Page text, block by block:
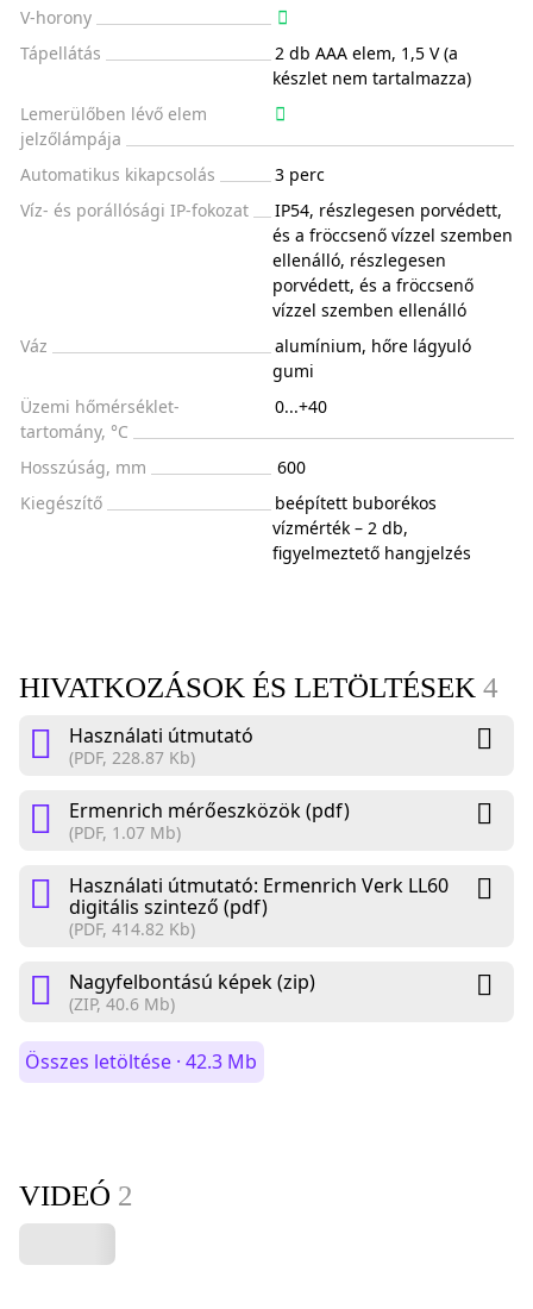
V-horony
Tápellátás
2 db AAA elem, 1,5 V (a
készlet nem tartalmazza)
Lemerülőben lévő elem
jelzőlámpája
Automatikus kikapcsolás
3 perc
Víz- és porállósági IP-fokozat
IP54, részlegesen porvédett,
és a fröccsenő vízzel szemben
ellenálló, részlegesen
porvédett, és a fröccsenő
vízzel szemben ellenálló
Váz
alumínium, hőre lágyuló
gumi
Üzemi hőmérséklet-
tartomány, °C
0...+40
Hosszúság, mm
600
Kiegészítő
beépített buborékos
vízmérték – 2 db,
figyelmeztető hangjelzés
HIVATKOZÁSOK ÉS LETÖLTÉSEK 4
Használati útmutató
(PDF, 228.87 Kb)
Ermenrich mérőeszközök (pdf)
(PDF, 1.07 Mb)
Használati útmutató: Ermenrich Verk LL60
digitális szintező (pdf)
(PDF, 414.82 Kb)
Nagyfelbontású képek (zip)
(ZIP, 40.6 Mb)
Összes letöltése · 42.3 Mb
VIDEÓ 2